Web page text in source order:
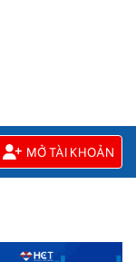
MỞ TÀI KHOẢN